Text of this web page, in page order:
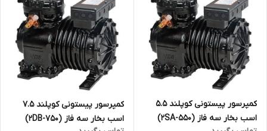
کمپرسور پیستونی کوپلند 5.5
اسب بخار سه فاز (2SA-550)
کمپرسور پیستونی کوپلند 7.5
اسب بخار سه فاز (2DB-750)